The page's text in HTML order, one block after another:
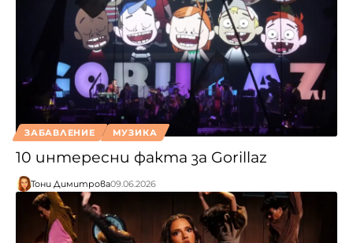
ЗАБАВЛЕНИЕ МУЗИКА
10 интересни факта за Gorillaz
Тони Димитрова09.06.2026